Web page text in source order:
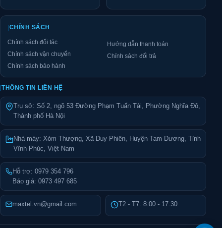
CHÍNH SÁCH
Chính sách đối tác
Chính sách vận chuyển
Chính sách bảo hành
Hướng dẫn thanh toán
Chính sách đổi trả
|THÔNG TIN LIÊN HỆ
Trụ sở: Số 2, ngõ 53 Đường Phạm Tuấn Tài, Phường Nghĩa Đô,
Thành phố Hà Nội
Nhà máy: Xóm Thượng, Xã Duy Phiên, Huyện Tam Dương, Tỉnh
Vĩnh Phúc, Việt Nam
Hỗ trợ: 0979 354 796
Báo giá: 0973 497 685
maxtel.vn@gmail.com T2 - T7: 8:00 - 17:30